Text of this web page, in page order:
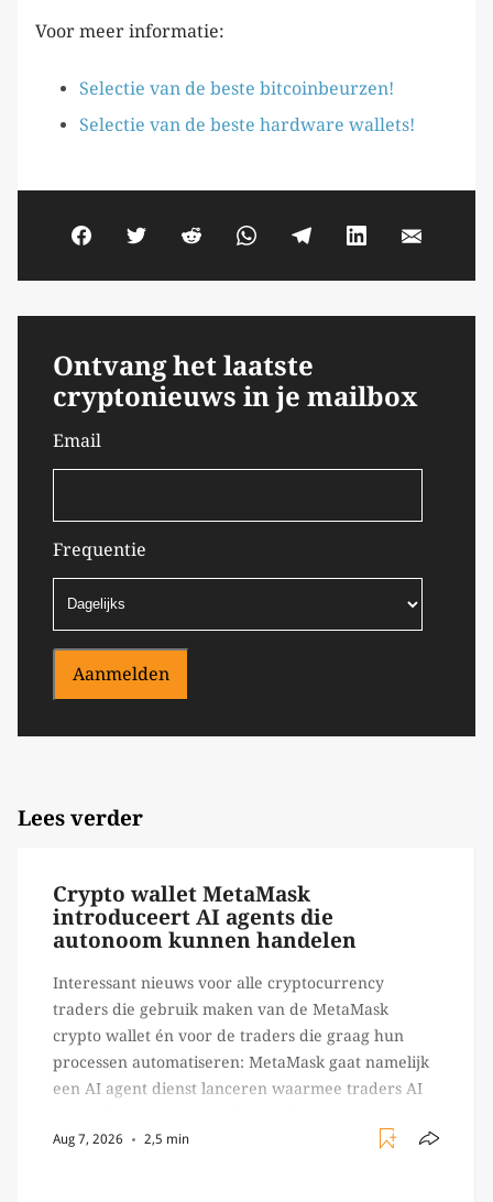
Voor meer informatie:
Selectie van de beste bitcoinbeurzen!
Selectie van de beste hardware wallets!
Ontvang het laatste
cryptonieuws in je mailbox
Email
Frequentie
Aanmelden
Lees verder
Crypto wallet MetaMask
introduceert AI agents die
autonoom kunnen handelen
Interessant nieuws voor alle cryptocurrency
traders die gebruik maken van de MetaMask
crypto wallet én voor de traders die graag hun
processen automatiseren: MetaMask gaat namelijk
een AI agent dienst lanceren waarmee traders AI
verrichten, zoals het daadwerkelijk uitvoeren van
Aug 7, 2026 2,5 min